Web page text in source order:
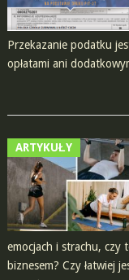
Przekazanie podatku
opłatami ani
ARTYKUŁY
emocjach i strachu, czy
biznesem? Czy łatwiej